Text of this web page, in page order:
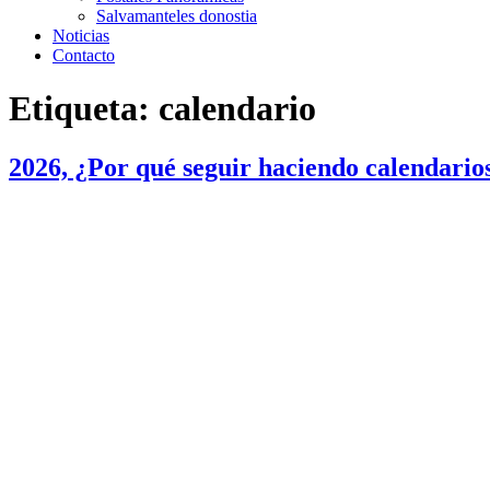
Salvamanteles donostia
Noticias
Contacto
Etiqueta: calendario
2026, ¿Por qué seguir haciendo